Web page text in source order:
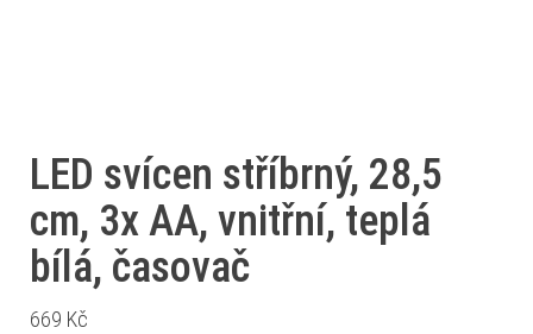
LED svícen stříbrný, 28,5
cm, 3x AA, vnitřní, teplá
bílá, časovač
669 Kč